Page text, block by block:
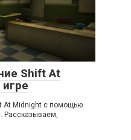
Shift At
At Midnight с помощью
Рассказываем,